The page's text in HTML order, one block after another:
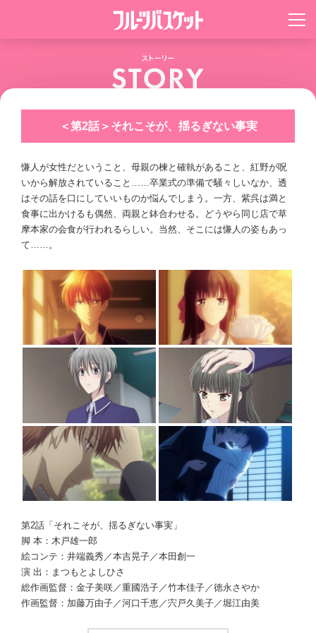
＜第2話＞それこそが、揺るぎない事実
慊人が女性だということ、母親の楝と確執があること、紅野が呪
いから解放されていること……卒業式の準備で騒々しいなか、透
はその話を口にしていいものか悩んでしまう。一方、紫呉は満と
食事に出かけるも偶然、両親と鉢合わせる。どうやら同じ店で草
摩本家の会食が行われるらしい。当然、そこには慊人の姿もあっ
て……。
第2話「それこそが、揺るぎない事実」
脚 本：木戸雄一郎
絵コンテ：井端義秀／本吉晃子／本田創一
演 出：まつもとよしひさ
総作画監督：金子美咲／重國浩子／竹本佳子／徳永さやか
作画監督：加藤万由子／河口千恵／宍戸久美子／堀江由美